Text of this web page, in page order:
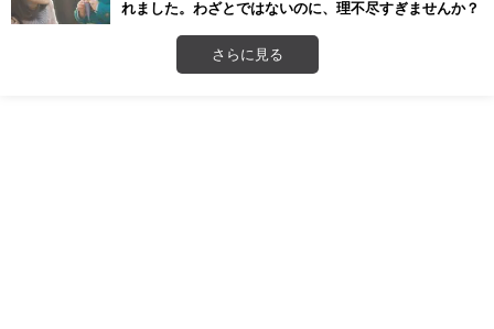
れました。わざとではないのに、理不尽すぎませんか？
さらに見る